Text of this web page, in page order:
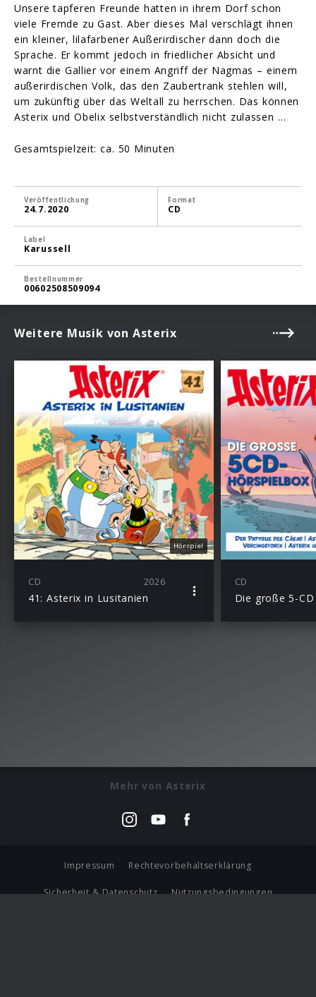
Unsere tapferen Freunde hatten in ihrem Dorf schon
viele Fremde zu Gast. Aber dieses Mal verschlägt ihnen
ein kleiner, lilafarbener Außerirdischer dann doch die
Sprache. Er kommt jedoch in friedlicher Absicht und
warnt die Gallier vor einem Angriff der Nagmas – einem
außerirdischen Volk, das den Zaubertrank stehlen will,
um zukünftig über das Weltall zu herrschen. Das können
Asterix und Obelix selbstverständlich nicht zulassen …
Gesamtspielzeit: ca. 50 Minuten
Veröffentlichung
24.7.2020
Format
CD
Label
Karussell
Bestellnummer
00602508509094
Weitere Musik von Asterix
Hörspiel
CD 2026
41: Asterix in Lusitanien
CD
Mehr von Asterix
Impressum Rechtevorbehaltserklärung
Sicherheit & Datenschutz Nutzungsbedingungen